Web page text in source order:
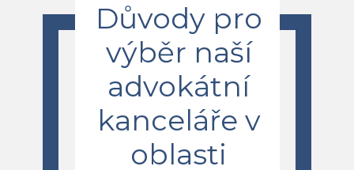
Důvody pro
výběr naší
advokátní
kanceláře v
oblasti